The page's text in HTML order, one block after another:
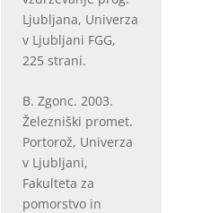
Ljubljana, Univerza
v Ljubljani FGG,
225 strani.
B. Zgonc. 2003.
Železniški promet.
Portorož, Univerza
v Ljubljani,
Fakulteta za
pomorstvo in